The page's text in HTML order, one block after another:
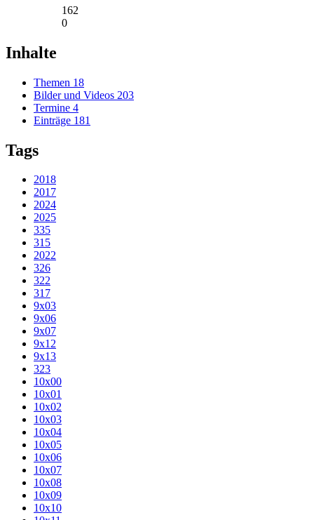
162
0
Inhalte
Themen 18
Bilder und Videos 203
Termine 4
Einträge 181
Tags
2018
2017
2024
2025
335
315
2022
326
322
317
9x03
9x06
9x07
9x12
9x13
323
10x00
10x01
10x02
10x03
10x04
10x05
10x06
10x07
10x08
10x09
10x10